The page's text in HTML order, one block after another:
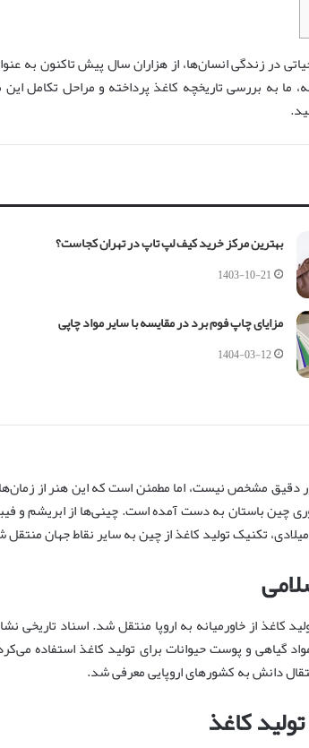
در زندگی انسان‌ها، از هزاران سال پیش تاکنون به
ما به بررسی تاریخچه کاغذ پرداخته و مراحل تکامل این
بهترین مرکز خرید کیف لپ تاپ در تهران کجاست؟
1403-10-21
مزایای چاپ فوم برد در مقایسه با سایر مواد چاپی
1404-03-12
دقیق مشخص نیست، اما مطمئن است که این هنر از
چین باستان به دست آمده است. چینی‌ها از ابریشم و
تکنیک تولید کاغذ از چین به سایر نقاط جهان
کاغذ از خاورمیانه به اروپا منتقل شد. اسناد تاریخی
گیاهی و پوست حیوانات برای تولید کاغذ استفاده
دانش به کشورهای اروپایی معرفی شد.
کاغذ